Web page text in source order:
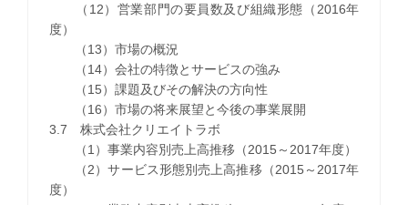
（12）営業部門の要員数及び組織形態（2016年
度）
（13）市場の概況
（14）会社の特徴とサービスの強み
（15）課題及びその解決の方向性
（16）市場の将来展望と今後の事業展開
3.7 株式会社クリエイトラボ
（1）事業内容別売上高推移（2015～2017年度）
（2）サービス形態別売上高推移（2015～2017年
度）